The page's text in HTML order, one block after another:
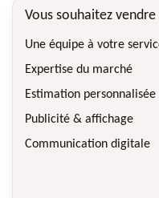
Vous souhaitez
Une équipe à votre
Expertise du marché
Estimation personnalisée
Publicité & affichage
Communication digitale